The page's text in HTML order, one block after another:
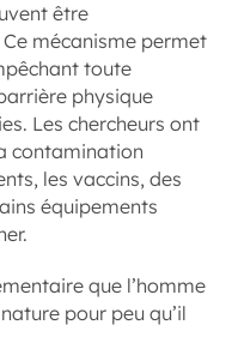
être
mécanisme permet
toute
physique
Les chercheurs ont
contamination
les vaccins, des
équipements
que l’homme
pour peu qu’il